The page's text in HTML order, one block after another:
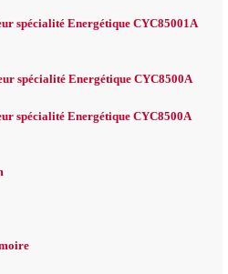
spécialité Energétique CYC85001A
spécialité Energétique CYC8500A
spécialité Energétique CYC8500A